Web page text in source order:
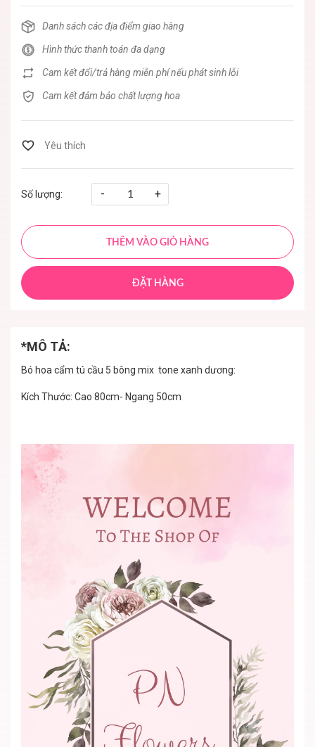
Danh sách các địa điểm giao hàng
Hình thức thanh toán đa dạng
Cam kết đổi/trả hàng miễn phí nếu phát sinh lỗi
Cam kết đảm bảo chất lượng hoa
Số lượng: - +
THÊM VÀO GIỎ HÀNG
ĐẶT HÀNG
*MÔ TẢ:
Bó hoa cẩm tú cầu 5 bông mix tone xanh dương:
Kích Thước: Cao 80cm- Ngang 50cm